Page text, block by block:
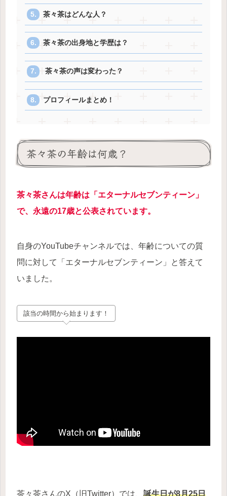
茶々茶はどんな人？
茶々茶の出身地と学歴は？
茶々茶の声は変わった？
プロフィールまとめ！
茶々茶の年齢は何歳？
茶々茶さんは年齢は「エターナルセブンティーン」
で、永遠の17歳と公表されています。
自身のYouTubeチャンネルでは、年齢についての質
問に対して「エターナルセブンティーン」と答えて
いました。
該当の時間から始まります！
茶々茶さんのX（旧Twitter）では、 誕生日が8月25日